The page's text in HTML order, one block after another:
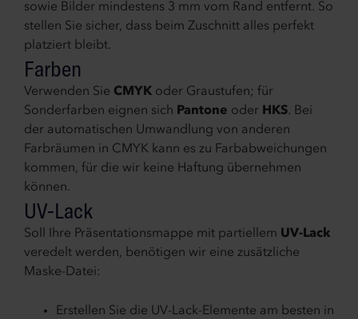
sowie Bilder mindestens 3 mm vom Rand entfernt. So
stellen Sie sicher, dass beim Zuschnitt alles perfekt
platziert bleibt.
Farben
Verwenden Sie CMYK oder Graustufen; für
Sonderfarben eignen sich Pantone oder HKS. Bei
der automatischen Umwandlung von anderen
Farbräumen in CMYK kann es zu Farbabweichungen
kommen, für die wir keine Haftung übernehmen
können.
UV-Lack
Soll Ihre Präsentationsmappe mit partiellem UV-Lack
veredelt werden, benötigen wir eine zusätzliche
Maske-Datei:
Erstellen Sie die UV-Lack-Elemente am besten in